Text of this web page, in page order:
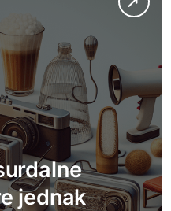
jednak